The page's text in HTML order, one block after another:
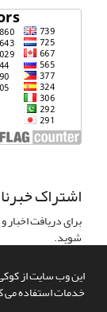
این وب سایت از کوکی
خدمات استفاده می
اشتراک
برای دریافت
شوید.